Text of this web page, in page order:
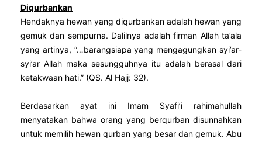
Diqurbankan
Hendaknya hewan yang diqurbankan adalah hewan yang
gemuk dan sempurna. Dalilnya adalah firman Allah ta’ala
yang artinya, “…barangsiapa yang mengagungkan syi’ar-
syi’ar Allah maka sesungguhnya itu adalah berasal dari
ketakwaan hati.” (QS. Al Hajj: 32).
Berdasarkan ayat ini Imam Syafi’i rahimahullah
menyatakan bahwa orang yang berqurban disunnahkan
untuk memilih hewan qurban yang besar dan gemuk. Abu